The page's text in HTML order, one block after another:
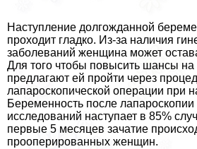
Наступление долгожданной
проходит гладко. Из-за наличия
заболеваний женщина может
Для того чтобы повысить шансы на
предлагают ей пройти через
лапароскопической операции при
Беременность после лапароскопии
исследований наступает в 85%
первые 5 месяцев зачатие
прооперированных женщин.